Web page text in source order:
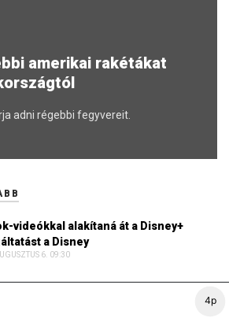
4p
amerikai rakétákat
adni régebbi fegyvereit.
videókkal alakítaná át a Disney+
a Disney
6. 09:30